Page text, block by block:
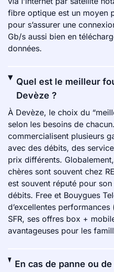
fibre optique est un moyen
pour s’assurer une
Gb/s aussi bien en
données.
Quel est le meilleur
Devèze ?
À Devèze, le choix du
selon les besoins de
commercialisent plusieurs
avec des débits, des
prix différents.
chères sont souvent chez
est souvent réputé pour
débits. Free et Bouygues
d’excellentes
SFR, ses offres box +
avantageuses pour les
En cas de panne ou